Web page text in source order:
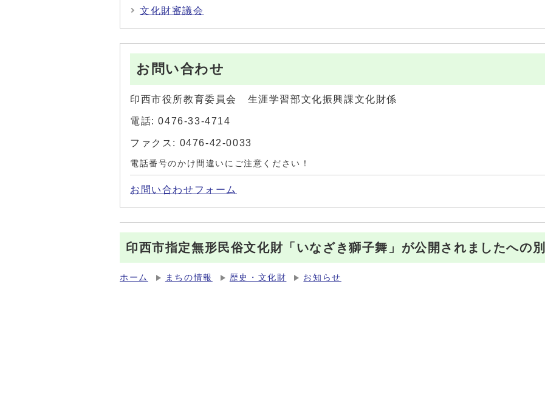
文化財審議会
お問い合わせ
印西市役所教育委員会 生涯学習部文化振興課文化財係
電話: 0476-33-4714
ファクス: 0476-42-0033
電話番号のかけ間違いにご注意ください！
お問い合わせフォーム
印西市指定無形民俗文化財「いなざき獅子舞」が公開されましたへの
ホーム まちの情報 歴史・文化財 お知らせ